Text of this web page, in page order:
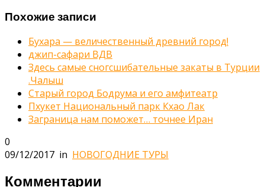
Похожие записи
Бухара — величественный древний город!
джип-сафари ВДВ
Здесь самые сногсшибательные закаты в Турции
.Чалыш
Старый город Бодрума и его амфитеатр
Пхукет Национальный парк Кхао Лак
Заграница нам поможет… точнее Иран
0
09/12/2017 in НОВОГОДНИЕ ТУРЫ
Комментарии